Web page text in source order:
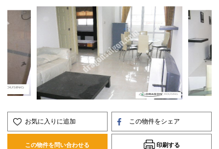
お気に入りに追加 この物件をシェア
この物件を問い合わせる 印刷する